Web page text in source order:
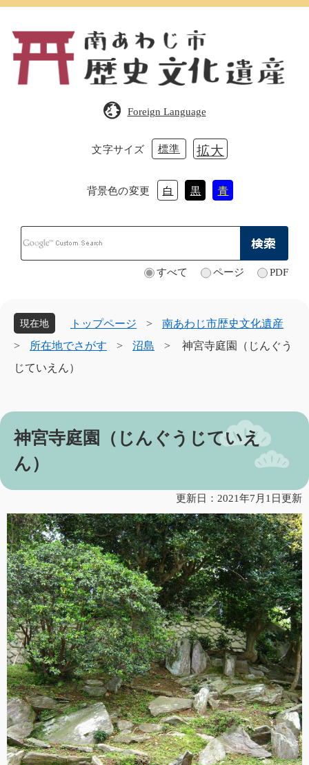
Foreign Language
文字サイズ 標準 拡大
背景色の変更 白 黒 青
Google
カ
象
すべて ページ PDF
現在地 トップページ >
南あわじ市歴史文化遺産
>
所在地でさがす > 沼島 >
神宮寺庭園（じんぐう
じていえん）
本
神宮寺庭園（じんぐうじていえ
ん）
更新日：2021年7月1日更新